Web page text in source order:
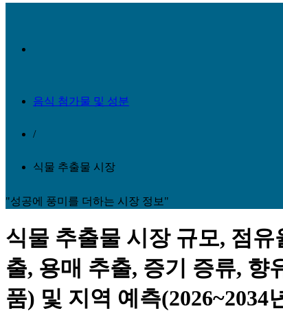
음식 첨가물 및 성분
/
식물 추출물 시장
"성공에 풍미를 더하는 시장 정보"
식물 추출물 시장 규모, 점
출, 용매 추출, 증기 증류, 향
품) 및 지역 예측(2026~2034